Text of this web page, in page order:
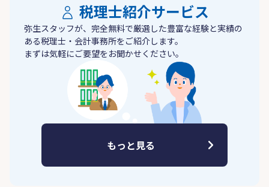
税理士紹介サービス
弥生スタッフが、完全無料で厳選した豊富な経験と実績の
ある税理士・会計事務所をご紹介します。
まずは気軽にご要望をお聞かせください。
もっと見る